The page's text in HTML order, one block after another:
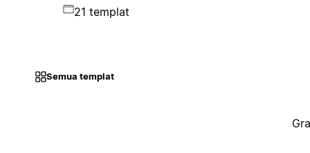
21 templat
Semua templat